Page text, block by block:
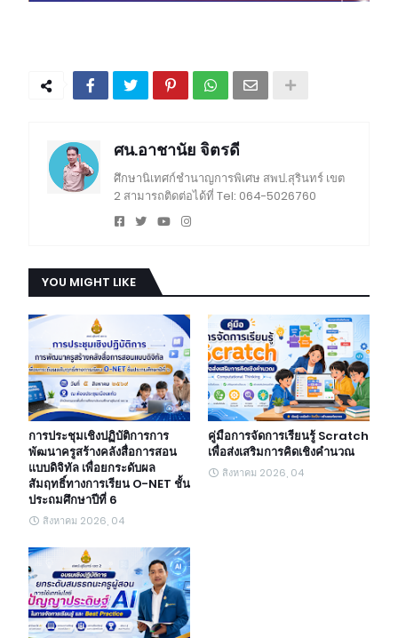
ศน.อาชานัย จิตรดี
ศึกษานิเทศก์ชำนาญการพิเศษ สพป.สุรินทร์ เขต
2 สามารถติดต่อได้ที่ Tel: 064-5026760
YOU MIGHT LIKE
การประชุมเชิงปฏิบัติการการ
พัฒนาครูสร้างคลังสื่อการสอน
แบบดิจิทัล เพื่อยกระดับผล
สัมฤทธิ์ทางการเรียน O-NET ชั้น
ประถมศึกษาปีที่ 6
สิงหาคม 2026, 04
คู่มือการจัดการเรียนรู้ Scratch
เพื่อส่งเสริมการคิดเชิงคำนวณ
สิงหาคม 2026, 04